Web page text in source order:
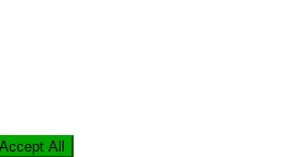
Accept All